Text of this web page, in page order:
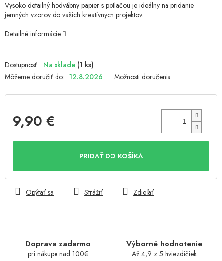
Na sklade (1 ks)
Môžeme doručiť do: 12.8.2026 Možnosti doručenia
9,90 €
PRIDAŤ DO KOŠÍKA
Doprava zadarmo
pri nákupe nad 100€
Výborné hodnotenie
Až 4,9 z 5 hviezdičiek
Vysoko detailný hodvábny papier s potlačou je ideálny na pridanie
jemných vzorov do vašich kreatívnych projektov.
Detailné informácie
Opýtať sa Strážiť Zdieľať
z
5